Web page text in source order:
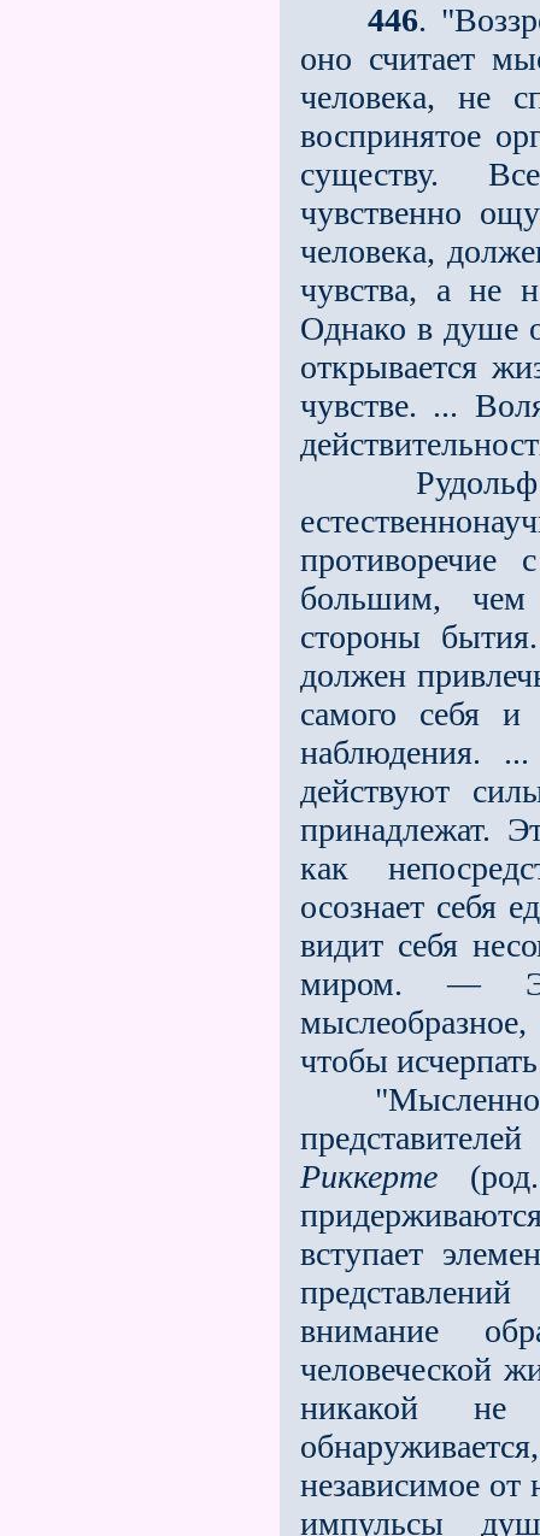
446.
оно считает
человека, не
воспринятое
существу.
чувственно
человека,
чувства, а не
Однако в душе
открывается
чувстве. ...
противоречие
большим, чем
стороны
должен
самого себя
наблюдения.
действуют
принадлежат.
как
осознает себя
видит себя
миром. —
мыслеобразное,
чтобы
"Мысленное
Риккерте
вступает
внимание
человеческой
никакой не
независимое от
импульсы